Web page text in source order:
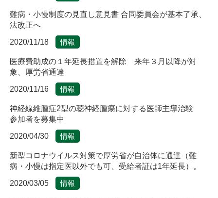
難病・小慢制度の見直し意見書 合同委員会が基本了承、
法改正へ
2020/11/18 情報
医療費助成の１年延長措置を解除 来年３月以降が対
象、厚労省通達
2020/11/16 情報
神経線維腫症2型の聴神経腫瘍に対する医師主導治験
参加者を募集中
2020/04/30 情報
新型コロナウイルス対策で厚労省が自治体に通達（難
病・小慢は指定医以外でも可、受給者証は1年延長）。
2020/03/05 情報